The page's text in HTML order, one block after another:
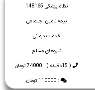
نظام پزشکی:148165
بیمه:تامین اجتماعی
خدمات درمانی
نیروهای مسلح
( 15دقیقه ) : 74000 تومان
: 110000 تومان